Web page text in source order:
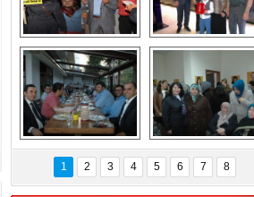
Gölbaşı GAZZE
İÇİN YÜRÜDÜ
Kaymakamlıktan
iftar yemeği
Kaymakamlıktan
iftar yemeği
NERGÜL
YILDIRIM SEÇİM
BÜROSUNU AÇTI
1 2 3 4 5 6 7 8